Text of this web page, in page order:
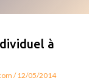
à
/12/05/2014